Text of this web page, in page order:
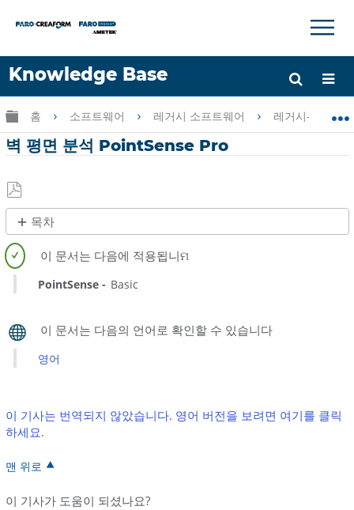
Knowledge Base
언어
도움 받기 로그인
×
글로벌 계층 확장/축소
홈 소프트웨어 레거시 소프트웨어 레거시-
벽 평면 분석 PointSense Pro
PDF
로
저
장
목차
제
목
없
음
PointSense Basic
영어
이 기사는 번역되지 않았습니다. 영어 버전을 보려면 여기를 클릭
하세요.
맨 위로
이 기사가 도움이 되셨나요?